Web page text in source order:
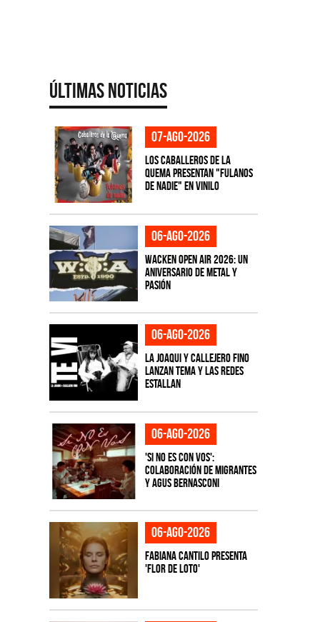
Últimas Noticias
07-ago-2026
Los Caballeros de la
Quema presentan "Fulanos
de Nadie" en vinilo
06-ago-2026
Wacken Open Air 2026: Un
aniversario de metal y
pasión
06-ago-2026
La Joaqui y Callejero Fino
lanzan tema y las redes
estallan
06-ago-2026
'Si No Es Con Vos':
colaboración de Migrantes
y Agus Bernasconi
06-ago-2026
Fabiana Cantilo presenta
'Flor de Loto'